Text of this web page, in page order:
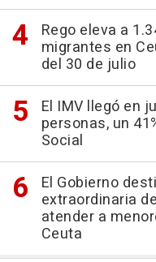
Rego eleva a
migrantes en
del 30 de julio
El IMV llegó en
personas, un
Social
El Gobierno
extraordinaria
atender a
Ceuta